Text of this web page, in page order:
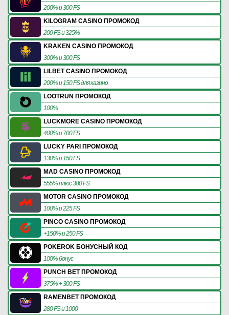
200% и 300 FS
KILOGRAM CASINO ПРОМОКОД
200 FS и 325%
KRAKEN CASINO ПРОМОКОД
300% и 300 FS
LILBET CASINO ПРОМОКОД
200% и 150 FS для казино
LOOTRUN ПРОМОКОД
100%
LUCKMORE CASINO ПРОМОКОД
400% и 700 FS
LUCKY PARI ПРОМОКОД
130% и 150 FS
MAD CASINO ПРОМОКОД
555% плюс 380 FS
MOTOR CASINO ПРОМОКОД
100% и 225 FS
PINCO CASINO ПРОМОКОД
+150% и 250 FS
POKEROK БОНУСНЫЙ КОД
100% бонус
PUNCH BET ПРОМОКОД
375% + 300 FS
RAMENBET ПРОМОКОД
280 FS и 1000